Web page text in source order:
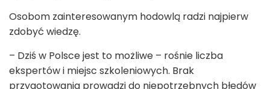
Osobom zainteresowanym hodowlą radzi najpierw
zdobyć wiedzę.
– Dziś w Polsce jest to możliwe – rośnie liczba
ekspertów i miejsc szkoleniowych. Brak
przygotowania prowadzi do niepotrzebnych błędów